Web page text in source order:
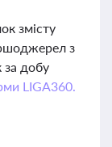
змісту
з
за добу
LIGA360.